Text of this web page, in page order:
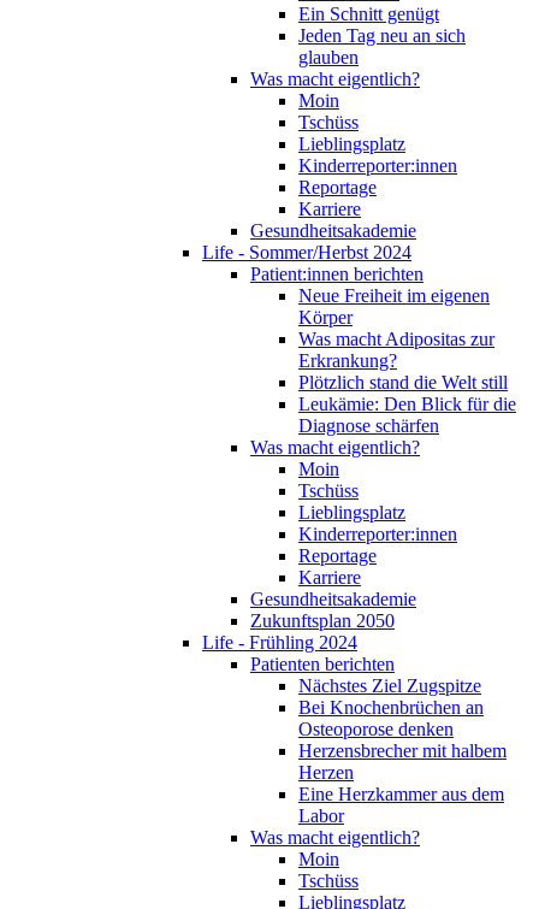
Ein Schnitt genügt
Jeden Tag neu an sich
glauben
Was macht eigentlich?
Moin
Tschüss
Lieblingsplatz
Kinderreporter:innen
Reportage
Karriere
Gesundheitsakademie
Life - Sommer/Herbst 2024
Patient:innen berichten
Neue Freiheit im eigenen
Körper
Was macht Adipositas zur
Erkrankung?
Plötzlich stand die Welt still
Leukämie: Den Blick für die
Diagnose schärfen
Was macht eigentlich?
Moin
Tschüss
Lieblingsplatz
Kinderreporter:innen
Reportage
Karriere
Gesundheitsakademie
Zukunftsplan 2050
Life - Frühling 2024
Patienten berichten
Nächstes Ziel Zugspitze
Bei Knochenbrüchen an
Osteoporose denken
Herzensbrecher mit halbem
Herzen
Eine Herzkammer aus dem
Labor
Was macht eigentlich?
Moin
Tschüss
Lieblingsplatz